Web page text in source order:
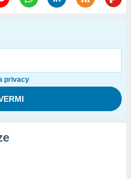
privacy